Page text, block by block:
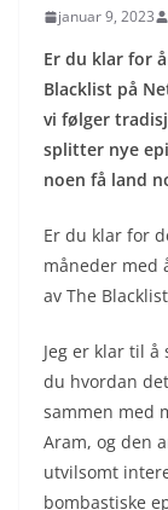
januar 9, 2023
Er du klar for
Blacklist på
vi følger
splitter nye
noen få land
Er du klar for
måneder med
av The
Jeg er klar til
du hvordan
sammen med
Aram, og den
utvilsomt
bombastiske